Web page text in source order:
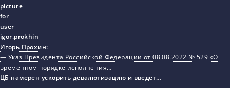
Игорь Прохин:
— Указ Президента Российской Федерации от 08.08.2022 № 529 «О
временном порядке исполнения…
ЦБ намерен ускорить девалютизацию и введет…